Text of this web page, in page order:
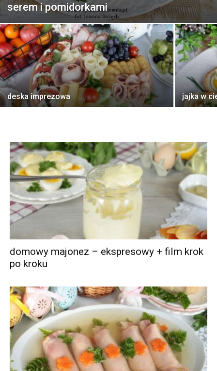
serem i pomidorkami
deska imprezowa jajka w
domowy majonez – ekspresowy + film krok
po kroku